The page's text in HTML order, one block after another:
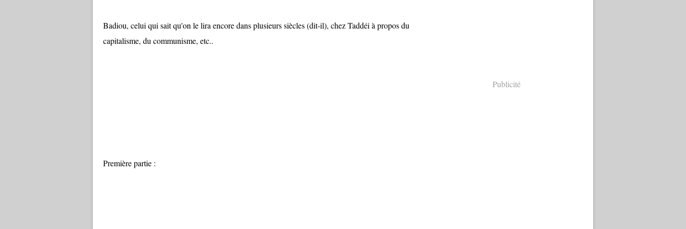
Badiou, celui qui sait qu'on le lira encore dans plusieurs siècles (dit-il), chez Taddéi à propos du
capitalisme, du communisme, etc..
Première partie :
Publicité